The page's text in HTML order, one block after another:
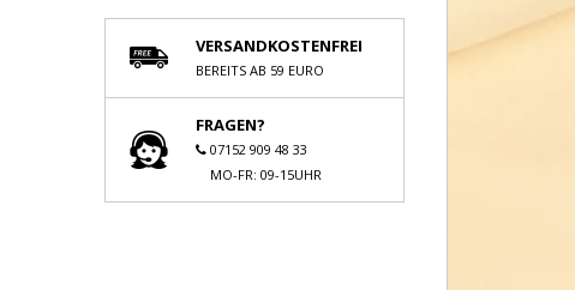
VERSANDKOSTENFREI
BEREITS AB 59 EURO
FRAGEN?
07152 909 48 33
MO-FR: 09-15UHR